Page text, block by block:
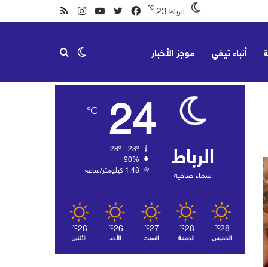
RSS
انستقرام يوتيوب تويتر
فيسبوك الرباط23
℃
أنباء تيفي موجز الأخبار الوضع
الرباط
سماء صافية
24
℃
90%
1.48 كيلومتر/ساعة
28
℃
الخميس
28
℃
الجمعة
27
℃
السبت
26
℃
الأحد
26
℃
الأثنين